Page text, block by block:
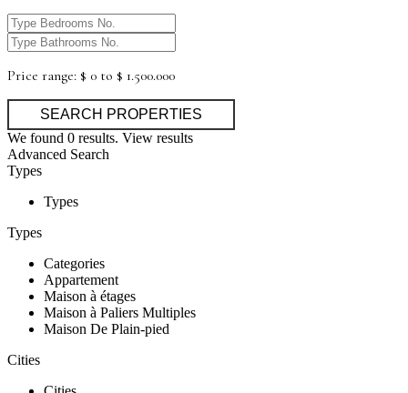
Price range: $ 0 to $ 1.500.000
We found 0 results. View results
Advanced Search
Types
Types
Types
Categories
Appartement
Maison à étages
Maison à Paliers Multiples
Maison De Plain-pied
Cities